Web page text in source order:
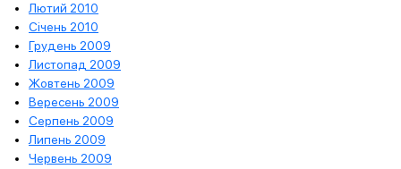
Лютий 2010
Січень 2010
Грудень 2009
Листопад 2009
Жовтень 2009
Вересень 2009
Серпень 2009
Липень 2009
Червень 2009